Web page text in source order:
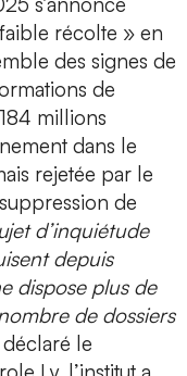
récolte » en
des signes de
de
millions
dans le
rejetée par le
de
d’inquiétude
depuis
dispose plus de
de dossiers
le